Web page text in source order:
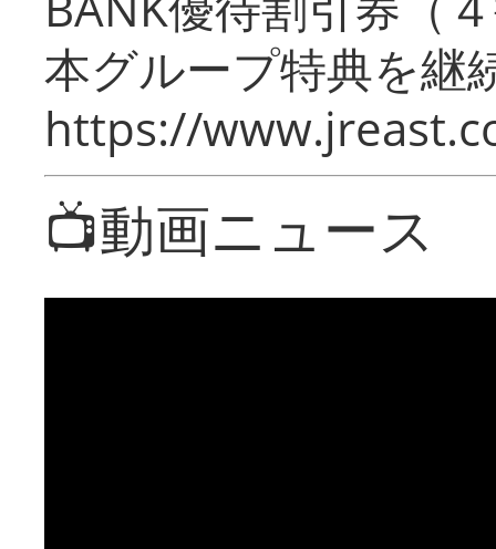
本グループ特典を継
https://
📺動画ニュース